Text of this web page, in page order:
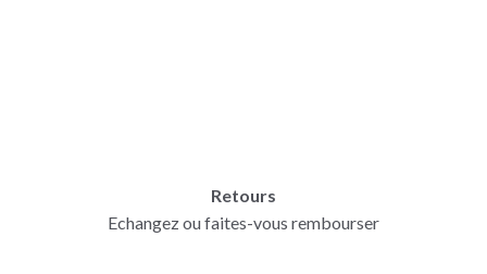
Retours
Echangez ou faites-vous rembourser